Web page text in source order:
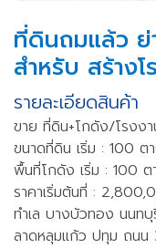
ที่ดินถมแล้ว ย่
สำหรับ สร้าง
รายละเอียดสินค้า
ขาย ที่ดิน+โกดัง/โรง
ขนาดที่ดิน เริ่ม : 100 ต
พื้นที่โกดัง เริ่ม : 100 ต
ราคาเริ่มต้นที่ :
ทำเล บางบัวทอง นนท
ลาดหลุมแก้ว ปทุม ถนน